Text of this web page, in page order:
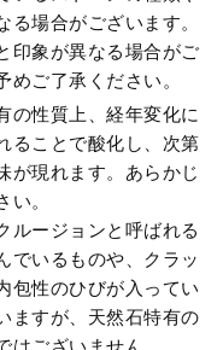
る場合がございます。
印象が異なる場合がご
めご了承ください。
の性質上、経年変化に
ることで酸化し、次第
が現れます。あらかじ
い。
ルージョンと呼ばれる
でいるものや、クラッ
包性のひびが入ってい
ますが、天然石特有の